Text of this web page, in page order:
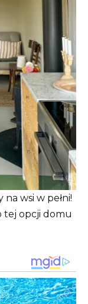
wsi w pełni!
tej opcji domu